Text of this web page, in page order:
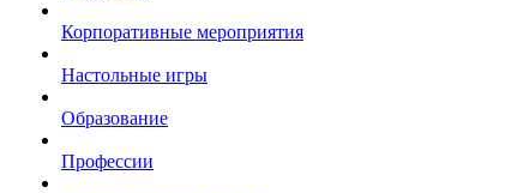
Корпоративные мероприятия
Настольные игры
Образование
Профессии